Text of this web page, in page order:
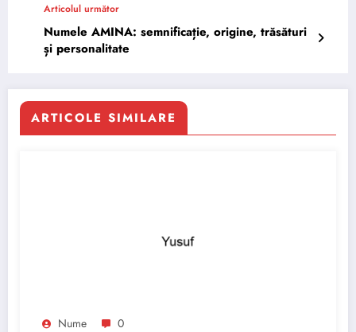
Articolul următor
Numele AMINA: semnificație, origine, trăsături
și personalitate
ARTICOLE SIMILARE
Nume 0